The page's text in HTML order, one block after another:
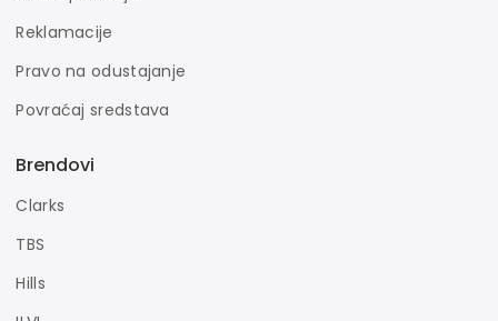
Reklamacije
Pravo na odustajanje
Povraćaj sredstava
Brendovi
Clarks
TBS
Hills